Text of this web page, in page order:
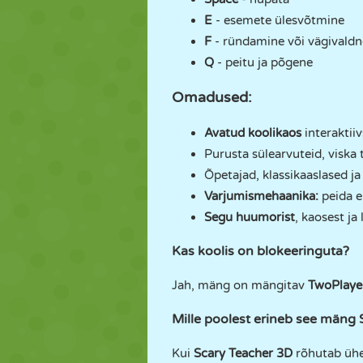
E - esemete ülesvõtmine
F- ründamine või
Q - peitu ja põgene
Omadused:
Avatud koolikaos
Purusta sülearvuteid,
Õpetajad, klassikaaslased
Varjumismehaanika: peida
Segu huumorist, kaosest
Kas koolis on blokeeringuta?
Jah, mäng on mängitav
Mille poolest erineb see mäng
Kui Scary Teacher 3D rõhutab